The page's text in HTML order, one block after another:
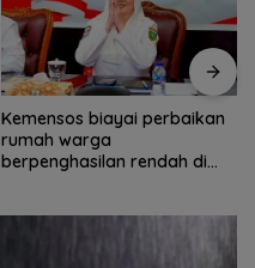
Pemkab Natuna dan TNI AU
gelar operasi bibir sumbing
gratis